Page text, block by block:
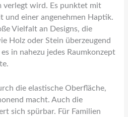
verlegt wird. Es punktet mit
und einer angenehmen Haptik.
Vielfalt an Designs, die
Holz oder Stein überzeugend
in nahezu jedes Raumkonzept
die elastische Oberfläche,
macht. Auch die
sich spürbar. Für Familien